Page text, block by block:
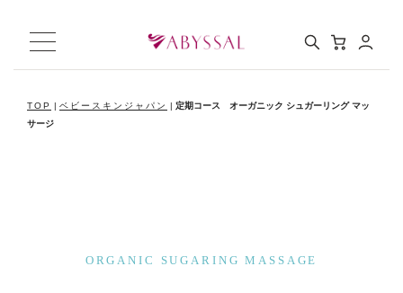
TOP | ベビースキンジャパン | 定期コース オーガニック シュガーリング マッ
サージ
ORGANIC SUGARING MASSAGE